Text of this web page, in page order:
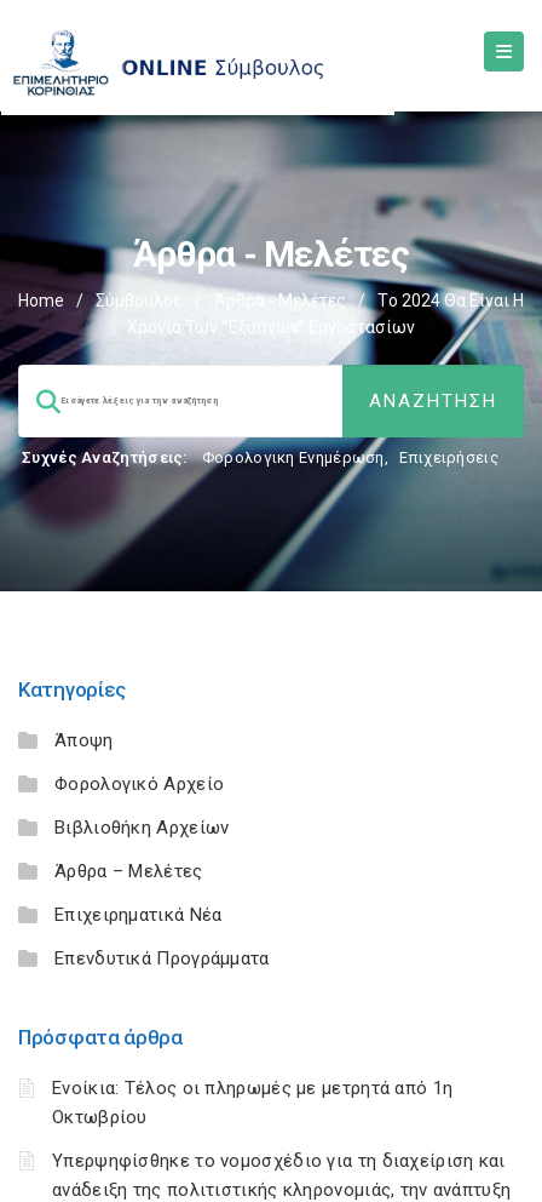
Άρθρα - Μελέτες
Home / Σύμβουλος Άρθρα - Μελέτες /
Τo 2024 Θα Είναι Η
Χρονιά Των “έξυπνων” Εργοστασίων
Συχνές Αναζητήσεις: Φορολογικη Ενημέρωση, Επιχειρήσεις
Κατηγορίες
Άποψη
Φορολογικό Αρχείο
Βιβλιοθήκη Αρχείων
Άρθρα – Μελέτες
Επιχειρηματικά Νέα
Επενδυτικά Προγράμματα
Πρόσφατα άρθρα
Ενοίκια: Τέλος οι πληρωμές με μετρητά από 1η
Οκτωβρίου
Υπερψηφίσθηκε το νομοσχέδιο για τη διαχείριση και
ανάδειξη της πολιτιστικής κληρονομιάς, την ανάπτυξη